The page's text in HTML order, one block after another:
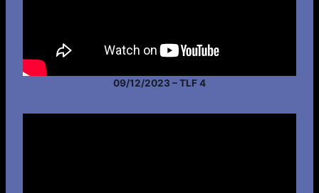
09/12/2023 – TLF 4